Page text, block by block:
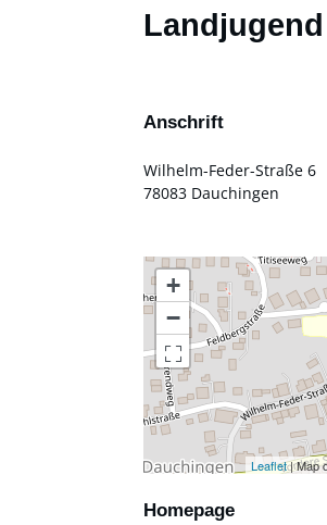
+
−
Leaflet| Map
Anschrift
Wilhelm-Feder-Straße 6
78083 Dauchingen
Homepage